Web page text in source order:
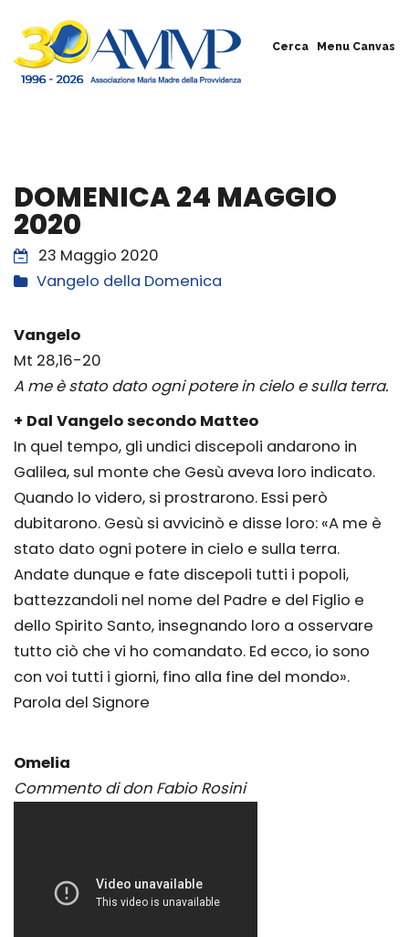
Cerca Menu Canvas
DOMENICA 24 MAGGIO
2020
23 Maggio 2020
Vangelo della Domenica
Vangelo
Mt 28,16-20
A me è stato dato ogni potere in cielo e sulla terra.
+ Dal Vangelo secondo Matteo
In quel tempo, gli undici discepoli andarono in
Galilea, sul monte che Gesù aveva loro indicato.
Quando lo videro, si prostrarono. Essi però
dubitarono. Gesù si avvicinò e disse loro: «A me è
stato dato ogni potere in cielo e sulla terra.
Andate dunque e fate discepoli tutti i popoli,
battezzandoli nel nome del Padre e del Figlio e
dello Spirito Santo, insegnando loro a osservare
tutto ciò che vi ho comandato. Ed ecco, io sono
con voi tutti i giorni, fino alla fine del mondo».
Parola del Signore
Omelia
Commento di don Fabio Rosini